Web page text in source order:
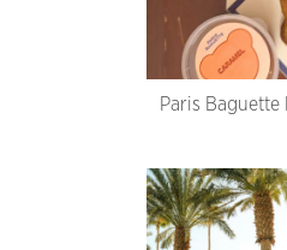
Paris